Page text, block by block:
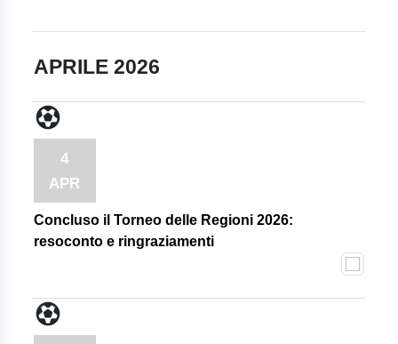
APRILE 2026
4
APR
Concluso il Torneo delle Regioni 2026:
resoconto e ringraziamenti